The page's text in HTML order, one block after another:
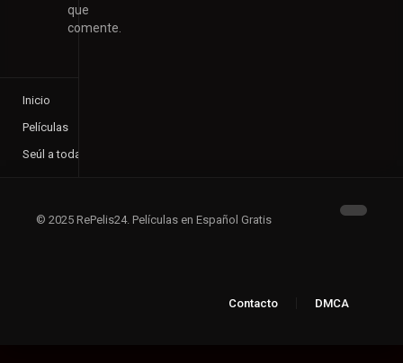
que
comente.
Inicio
Películas
Seúl a toda pastilla
© 2025 RePelis24. Películas en Español Gratis
Contacto DMCA